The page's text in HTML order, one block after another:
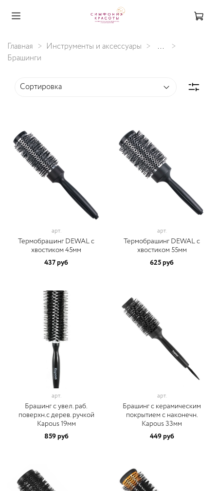
Главная Инструменты и аксессуары
...
Брашинги
арт.
Термобрашинг DEWAL с
хвостиком 45мм
437 руб
арт.
Термобрашинг DEWAL с
хвостиком 55мм
625 руб
арт.
Брашинг с увел. раб.
поверхн.с дерев. ручкой
Kapous 19мм
859 руб
арт.
Брашинг с керамическим
покрытием с наконечн.
Kapous 33мм
449 руб